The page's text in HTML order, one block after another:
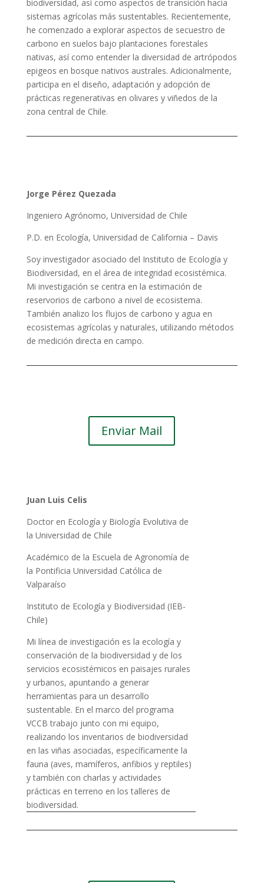
biodiversidad, así como aspectos de transición hacia
sistemas agrícolas más sustentables. Recientemente,
he comenzado a explorar aspectos de secuestro de
carbono en suelos bajo plantaciones forestales
nativas, así como entender la diversidad de artrópodos
epigeos en bosque nativos australes. Adicionalmente,
participa en el diseño, adaptación y adopción de
prácticas regenerativas en olivares y viñedos de la
zona central de Chile.
Jorge Pérez Quezada
Ingeniero Agrónomo, Universidad de Chile
P.D. en Ecología, Universidad de California – Davis
Soy investigador asociado del Instituto de Ecología y
Biodiversidad, en el área de integridad ecosistémica.
Mi investigación se centra en la estimación de
reservorios de carbono a nivel de ecosistema.
También analizo los flujos de carbono y agua en
ecosistemas agrícolas y naturales, utilizando métodos
de medición directa en campo.
Enviar Mail
Juan Luis Celis
Doctor en Ecología y Biología Evolutiva de
la Universidad de Chile
Académico de la Escuela de Agronomía de
la Pontificia Universidad Católica de
Valparaíso
Instituto de Ecología y Biodiversidad (IEB-
Chile)
Mi línea de investigación es la ecología y
conservación de la biodiversidad y de los
servicios ecosistémicos en paisajes rurales
y urbanos, apuntando a generar
herramientas para un desarrollo
sustentable. En el marco del programa
VCCB trabajo junto con mi equipo,
realizando los inventarios de biodiversidad
en las viñas asociadas, específicamente la
fauna (aves, mamíferos, anfibios y reptiles)
y también con charlas y actividades
prácticas en terreno en los talleres de
biodiversidad.